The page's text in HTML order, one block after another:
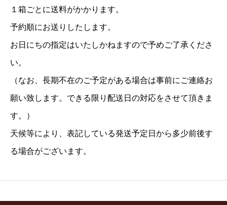
１箱ごとに送料がかかります。
予約順にお送りしたします。
お日にちの指定はいたしかねますので予めご了承くださ
い。
（なお、長期不在のご予定がある場合は事前にご連絡お
願い致します。できる限り配送日の対応をさせて頂きま
す。）
天候等により、表記している発送予定日から多少前後す
る場合がございます。